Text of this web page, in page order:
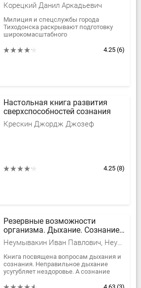
Корецкий Данил Аркадьевич
Милиция и спецслужбы города
Тиходонска раскрывают подготовку
широкомасштабного
применением портативного ядерного
4.25 (6)
Настольная книга развития
сверхспособностей сознания
Крескин Джордж Джозеф
4.25 (8)
Резервные возможности
организма. Дыхание. Сознание.
Мифы и реальность
Неумывакин Иван Павлович, Неумывакина Людмила Степановна
Книга посвящена вопросам дыхания и
сознания. Неправильное дыхание
усугубляет нездоровье. А сознание
организме. О том, как справиться с...